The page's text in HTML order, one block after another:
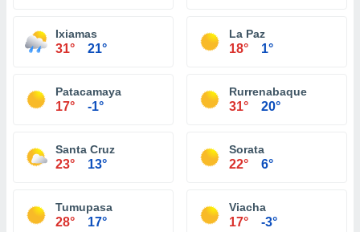
Ixiamas
31° 21°
La Paz
18° 1°
Patacamaya
17° -1°
Rurrenabaque
31° 20°
Santa Cruz
23° 13°
Sorata
22° 6°
Tumupasa
28° 17°
Viacha
17° -3°